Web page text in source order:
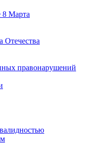
8 Марта
Отечества
правонарушений